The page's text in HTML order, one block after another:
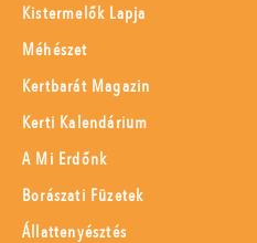
Kistermelők Lapja
Méhészet
Kertbarát Magazin
Kerti Kalendárium
A Mi Erdőnk
Borászati Füzetek
Állattenyésztés